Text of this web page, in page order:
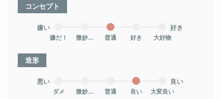
コンセプト
嫌い
嫌だ！ 微妙… 普通 好き 大好物
好き
造形
悪い
ダメ 微妙… 普通 良い 大変良い
良い